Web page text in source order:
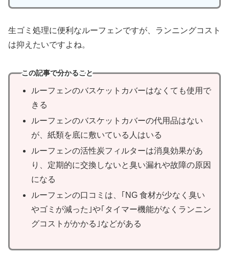
生ゴミ処理に便利なルーフェンですが、ランニングコスト
は抑えたいですよね。
この記事で分かること
ルーフェンのバスケットカバーはなくても使用で
きる
ルーフェンのバスケットカバーの代用品はない
が、紙類を底に敷いている人はいる
ルーフェンの活性炭フィルターは消臭効果があ
り、定期的に交換しないと臭い漏れや故障の原因
になる
ルーフェンの口コミは、｢NG 食材が少なく臭い
やゴミが減った｣や｢タイマー機能がなくランニン
グコストがかかる｣などがある